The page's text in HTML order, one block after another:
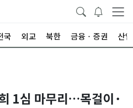
국 외교 북한 금융ㆍ증권 산업
1심 마무리…목걸이·